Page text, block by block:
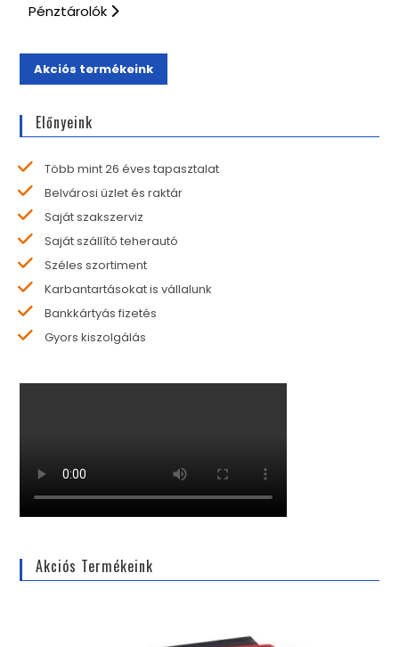
Pénztárolók
Akciós termékeink
Előnyeink
Több mint 26 éves tapasztalat
Belvárosi üzlet és raktár
Saját szakszerviz
Saját szállító teherautó
Széles szortiment
Karbantartásokat is vállalunk
Bankkártyás fizetés
Gyors kiszolgálás
Akciós Termékeink